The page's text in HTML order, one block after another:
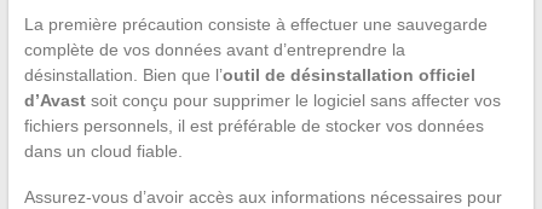
La première précaution consiste à effectuer une sauvegarde
complète de vos données avant d’entreprendre la
désinstallation. Bien que l’outil de désinstallation officiel
d’Avastsoit conçu pour supprimer le logiciel sans affecter vos
fichiers personnels, il est préférable de stocker vos données
dans un cloud fiable.
Assurez-vous d’avoir accès aux informations nécessaires pour